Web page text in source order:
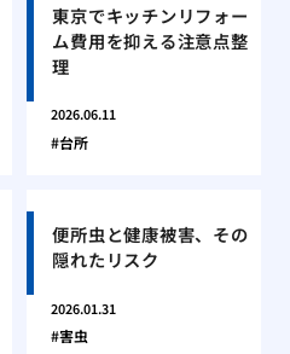
東京でキッチンリフォー
ム費用を抑える注意点整
理
2026.06.11
台所
便所虫と健康被害、その
隠れたリスク
2026.01.31
害虫